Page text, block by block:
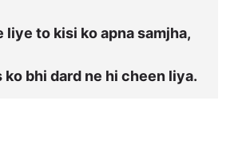
liye to kisi ko apna samjha,
ko bhi dard ne hi cheen liya.